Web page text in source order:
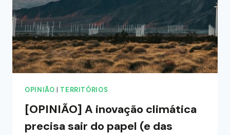
OPINIÃO TERRITÓRIOS
[OPINIÃO] A inovação climática
precisa sair do papel (e das